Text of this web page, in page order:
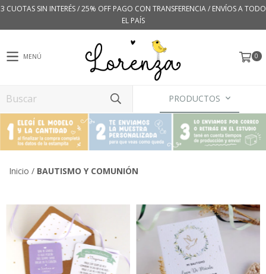
3 CUOTAS SIN INTERÉS / 25% OFF PAGO CON TRANSFERENCIA / ENVÍOS A TODO
EL PAÍS
MENÚ 0
PRODUCTOS
Inicio / BAUTISMO Y COMUNIÓN